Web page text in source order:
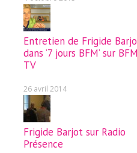
Entretien de Frigide
dans ‘7 jours BFM’ sur
TV
26 avril 2014
Frigide Barjot sur Radio
Présence